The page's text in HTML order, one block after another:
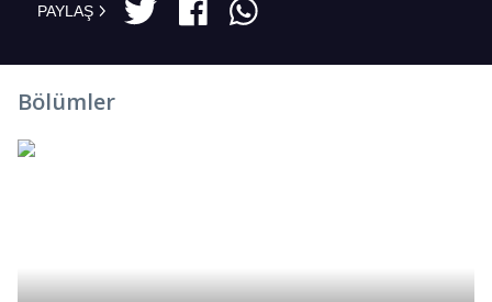
PAYLAŞ
Bölümler